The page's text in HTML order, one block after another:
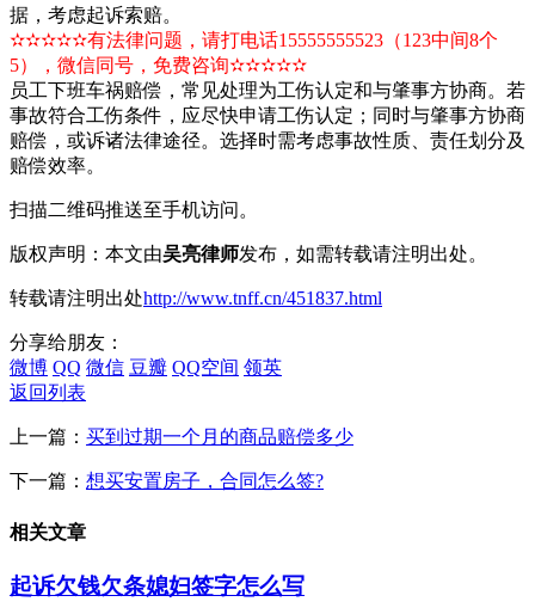
据，考虑起诉索赔。
✫✫✫✫✫有法律问题，请打电话15555555523（123中间8个
5），微信同号，免费咨询✫✫✫✫✫
员工下班车祸赔偿，常见处理为工伤认定和与肇事方协商。若
事故符合工伤条件，应尽快申请工伤认定；同时与肇事方协商
赔偿，或诉诸法律途径。选择时需考虑事故性质、责任划分及
赔偿效率。
扫描二维码推送至手机访问。
版权声明：本文由吴亮律师发布，如需转载请注明出处。
转载请注明出处http://www.tnff.cn/451837.html
分享给朋友：
微博 QQ 微信 豆瓣 QQ空间 领英
返回列表
上一篇： 买到过期一个月的商品赔偿多少
下一篇： 想买安置房子，合同怎么签?
相关文章
起诉欠钱欠条媳妇签字怎么写